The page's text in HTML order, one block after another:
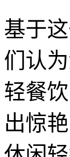
基于
们认
轻餐
出惊